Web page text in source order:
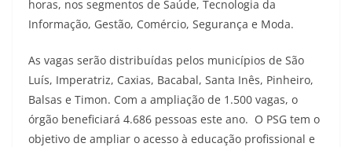
horas, nos segmentos de Saúde, Tecnologia da
Informação, Gestão, Comércio, Segurança e Moda.
As vagas serão distribuídas pelos municípios de São
Luís, Imperatriz, Caxias, Bacabal, Santa Inês, Pinheiro,
Balsas e Timon. Com a ampliação de 1.500 vagas, o
órgão beneficiará 4.686 pessoas este ano. O PSG tem o
objetivo de ampliar o acesso à educação profissional e